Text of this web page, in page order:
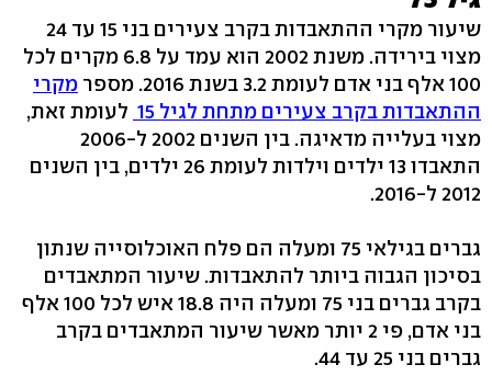
שיעור מקרי ההתאבדות בקרב צעירים בני 15 עד 24
מצוי בירידה. משנת 2002 הוא עמד על 6.8 מקרים לכל
100 אלף בני אדם לעומת 3.2 בשנת 2016. מספר
מקרי
ההתאבדות בקרב צעירים מתחת לגיל 15
לעומת זאת,
מצוי בעלייה מדאיגה. בין השנים 2002 ל-2006
התאבדו 13 ילדים וילדות לעומת 26 ילדים, בין השנים
2012 ל-2016.
גברים בגילאי 75 ומעלה הם פלח האוכלוסייה שנתון
בסיכון הגבוה ביותר להתאבדות. שיעור המתאבדים
בקרב גברים בני 75 ומעלה היה 18.8 איש לכל 100 אלף
בני אדם, פי 2 יותר מאשר שיעור המתאבדים בקרב
גברים בני 25 עד 44.